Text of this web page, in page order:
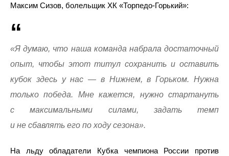
Максим Сизов, болельщик ХК «Торпедо-Горький»:
«Я думаю, что наша команда набрала достаточный
опыт, чтобы этот титул сохранить и оставить
кубок здесь у нас — в Нижнем, в Горьком. Нужна
только победа. Мне кажется, нужно стартануть
с максимальными силами, задать темп
и не сбавлять его по ходу сезона».
На льду обладатели Кубка чемпиона России против